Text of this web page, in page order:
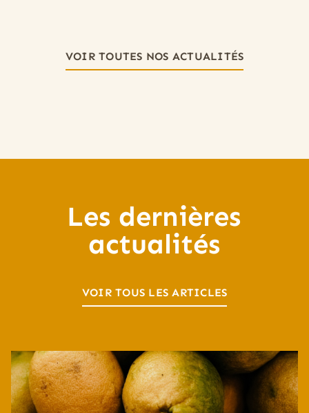
VOIR TOUTES NOS ACTUALITÉS
Les dernières
actualités
VOIR TOUS LES ARTICLES